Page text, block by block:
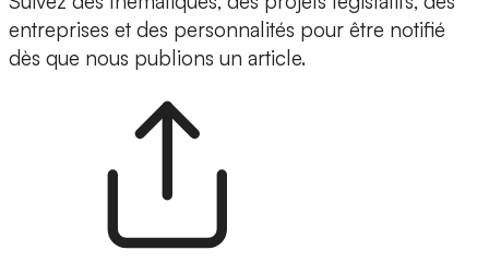
entreprises et des personnalités pour être notifié
dès que nous publions un article.